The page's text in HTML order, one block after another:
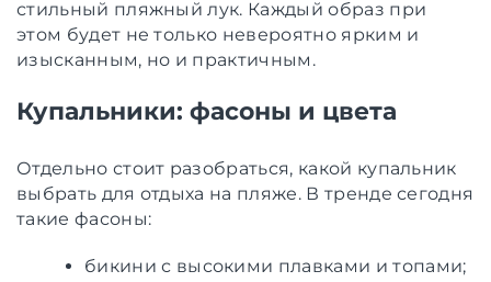
стильный пляжный лук. Каждый образ при
этом будет не только невероятно ярким и
изысканным, но и практичным.
Купальники: фасоны и цвета
Отдельно стоит разобраться, какой купальник
выбрать для отдыха на пляже. В тренде сегодня
такие фасоны:
бикини с высокими плавками и топами;